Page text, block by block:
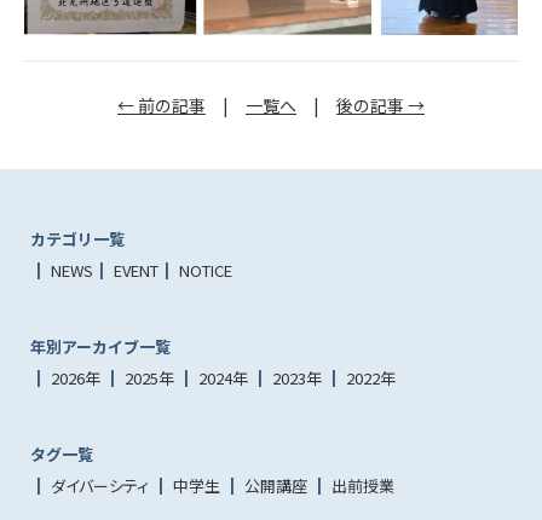
← 前の記事 | 一覧へ | 後の記事 →
カテゴリ一覧
NEWS
EVENT NOTICE
年別アーカイブ一覧
2026年
2025年 2024年 2023年 2022年
タグ一覧
ダイバーシティ
中学生 公開講座 出前授業